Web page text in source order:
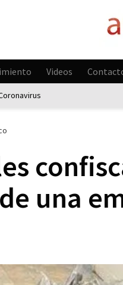
Videos
una